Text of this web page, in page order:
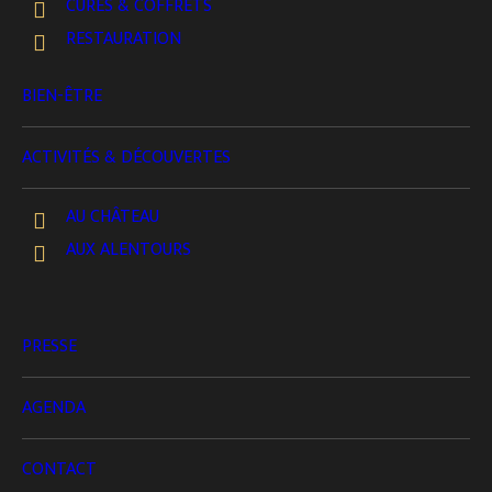
CURES & COFFRETS
RESTAURATION
BIEN-ÊTRE
ACTIVITÉS & DÉCOUVERTES
AU CHÂTEAU
AUX ALENTOURS
PRESSE
AGENDA
CONTACT
bienfaits duthermalisme
Le bain favorise la détente musculaire, améliore la
circulation sanguine, élimine les toxines et
procure une sensation durable de bien-être. Le
cadre forestier, apaisant et vivant, amplifie cet
effet grâce à l’énergie naturelle des arbres et à la
pureté de l’air.
curieuse qui veille sur les baigneurs — un
moment suspendu entre nature, chaleur et
sérénité.
💧Séance d’une durée d’environ 1H00, pour deux